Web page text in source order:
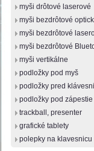
myši drôtové laserové
myši bezdrôtové
myši bezdrôtové
myši bezdrôtové
myši vertikálne
podložky pod myš
podložky pred
podložky pod zápestie
trackball, presenter
grafické tablety
polepky na klavesnicu